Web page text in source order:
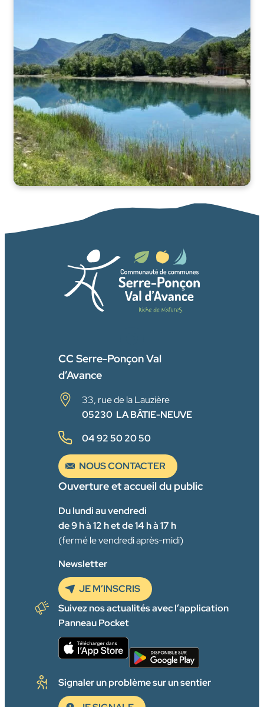
CC Serre-Ponçon Val
d’Avance
33, rue de la Lauzière
05230 LA BÂTIE-NEUVE
04 92 50 20 50
NOUS CONTACTER
Ouverture et accueil du public
Du lundi au vendredi
de 9 h à 12 h et de 14 h à 17 h
(fermé le vendredi après-midi)
Newsletter
JE M’INSCRIS
Suivez nos actualités avec l’application
Panneau Pocket
Signaler un problème sur un sentier